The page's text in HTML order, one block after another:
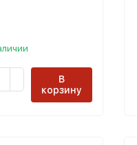
В
корзину